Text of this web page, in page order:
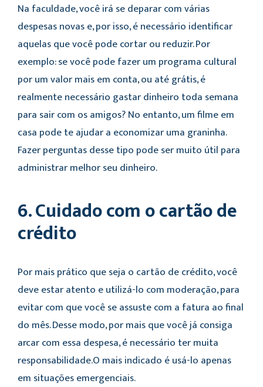
Na faculdade, você irá se deparar com várias
despesas novas e, por isso, é necessário identificar
aquelas que você pode cortar ou reduzir. Por
exemplo: se você pode fazer um programa cultural
por um valor mais em conta, ou até grátis, é
realmente necessário gastar dinheiro toda semana
para sair com os amigos? No entanto, um filme em
casa pode te ajudar a economizar uma graninha.
Fazer perguntas desse tipo pode ser muito útil para
administrar melhor seu dinheiro.
6. Cuidado com o cartão de
crédito
Por mais prático que seja o cartão de crédito, você
deve estar atento e utilizá-lo com moderação, para
evitar com que você se assuste com a fatura ao final
do mês. Desse modo, por mais que você já consiga
arcar com essa despesa, é necessário ter muita
responsabilidade.O mais indicado é usá-lo apenas
em situações emergenciais.